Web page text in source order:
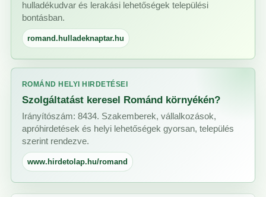
hulladékudvar és lerakási lehetőségek települési
bontásban.
romand.hulladeknaptar.hu
ROMÁND HELYI HIRDETÉSEI
Szolgáltatást keresel Románd környékén?
Irányítószám: 8434. Szakemberek, vállalkozások,
apróhirdetések és helyi lehetőségek gyorsan, település
szerint rendezve.
www.hirdetolap.hu/romand